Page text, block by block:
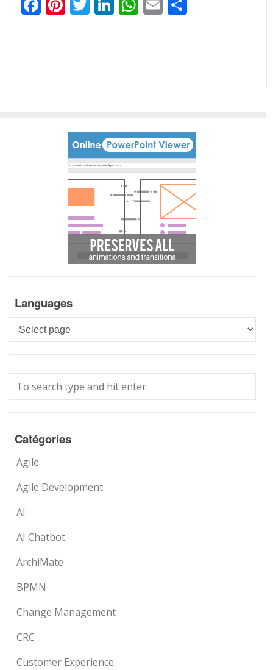
Languages
Languages
Catégories
Agile
Agile Development
AI
AI Chatbot
ArchiMate
BPMN
Change Management
CRC
Customer Experience